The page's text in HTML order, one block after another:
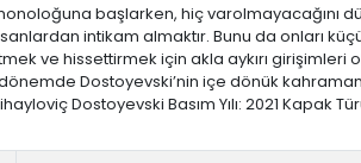
başlarken, hiç varolmayacağını
intikam almaktır. Bunu da onları
ve hissettirmek için akla aykırı
dönemde Dostoyevski’nin içe dönük
Dostoyevski Basım Yılı: 2021 Kapak